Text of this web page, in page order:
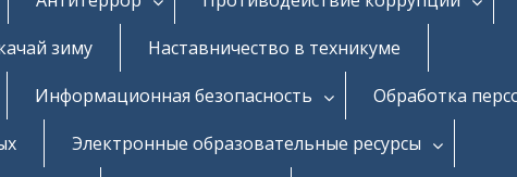
зиму
Наставничество в техникуме
Информационная безопасность
Обработка
Электронные образовательные ресурсы